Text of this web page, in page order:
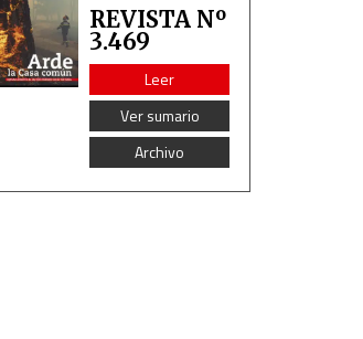
REVISTA Nº
3.469
Leer
Ver sumario
Archivo